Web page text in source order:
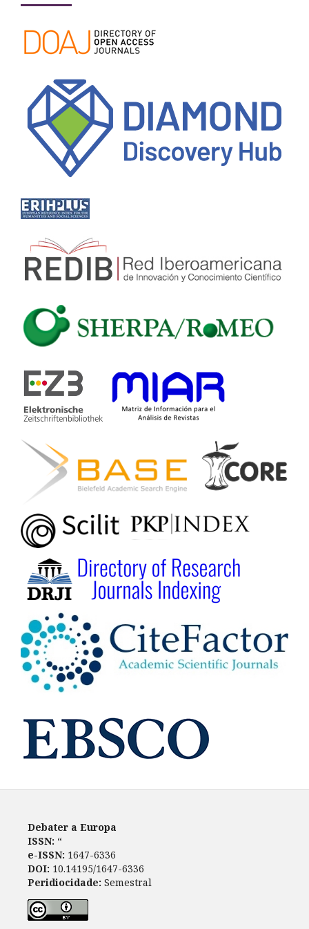
Debater a Europa
ISSN: “
e-ISSN: 1647-6336
DOI: 10.14195/1647-6336
Peridiocidade: Semestral